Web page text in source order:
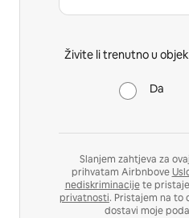
Živite li trenutno u
Da
Slanjem zahtjeva za
prihvatam Airbnbove
nediskriminacijete
privatnosti. Pristajem na to
dostavi moje